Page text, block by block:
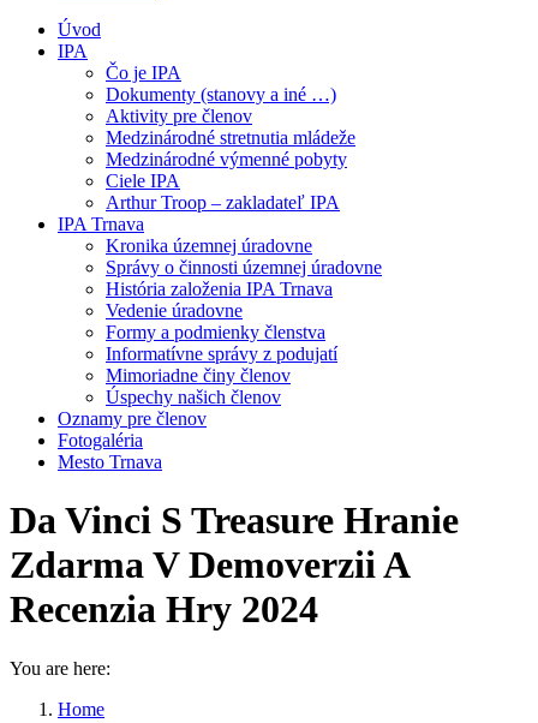
Úvod
IPA
Čo je IPA
Dokumenty (stanovy a iné …)
Aktivity pre členov
Medzinárodné stretnutia mládeže
Medzinárodné výmenné pobyty
Ciele IPA
Arthur Troop – zakladateľ IPA
IPA Trnava
Kronika územnej úradovne
Správy o činnosti územnej úradovne
História založenia IPA Trnava
Vedenie úradovne
Formy a podmienky členstva
Informatívne správy z podujatí
Mimoriadne činy členov
Úspechy našich členov
Oznamy pre členov
Fotogaléria
Mesto Trnava
Da Vinci S Treasure Hranie
Zdarma V Demoverzii A
Recenzia Hry 2024
You are here:
Home